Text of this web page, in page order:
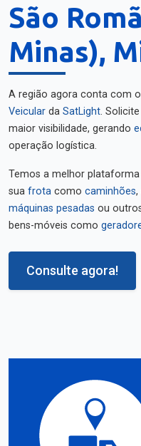
São
Minas),
A região agora conta com
Veicular da SatLight.
maior visibilidade, gerando
operação logística.
Temos a melhor
sua frota como caminhões,
máquinas pesadas ou
bens-móveis como
Consulte agora!